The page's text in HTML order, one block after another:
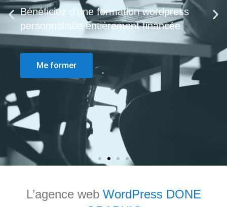
Bénéficiez d'une formation wordpress
personnalisée entièrement financée
Me former
L’agence web WordPress DONE